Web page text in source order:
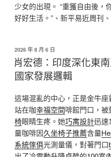
少女的出現。 “重獲自由後，
好好生活。”、新平易近周刊、
發
佈
於
2026 年 8 月 6 日
肖宏德：印度深化東
國家發展邏輯
這場混亂的中心，正是金牛座
站在咖幸福空間啡館門口，
椅眼睛生疼。她巧寓設計迅速
量咖啡因久坐椅子推薦含量
系統傢俱光測量儀，對著門口